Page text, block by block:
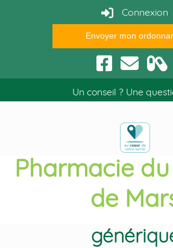
Connexion
Envoyer mon
Un conseil ? Une
Pharmacie
de
Conseils santé
Achat levitra